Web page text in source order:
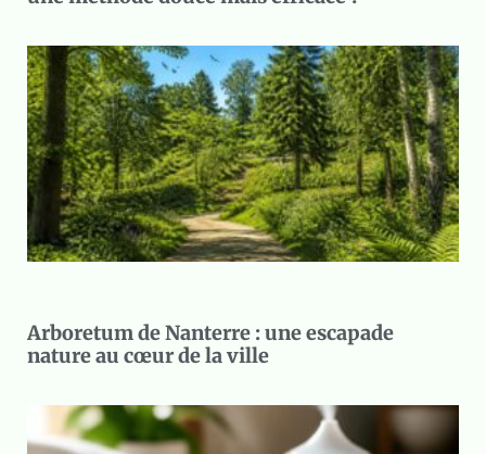
Arboretum de Nanterre : une escapade
nature au cœur de la ville